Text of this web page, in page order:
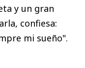
y un gran
confiesa:
mi sueño".